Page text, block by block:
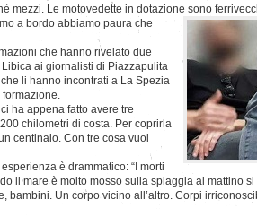
mezzi. Le motovedette in dotazione sono
a bordo abbiamo paura che
che hanno rivelato due
ai giornalisti di Piazzapulita
li hanno incontrati a La Spezia
ha appena fatto avere tre
chilometri di costa. Per coprirla
centinaio. Con tre cosa vuoi
è drammatico: “I morti
il mare è molto mosso sulla spiaggia al mattino
bambini. Un corpo vicino all’altro. Corpi